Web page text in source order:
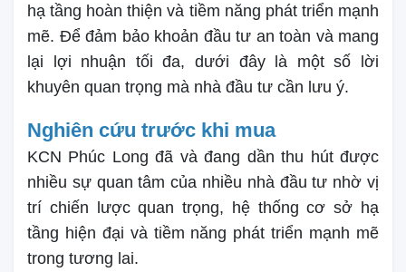
hạ tầng hoàn thiện và tiềm năng phát triển mạnh
mẽ. Để đảm bảo khoản đầu tư an toàn và mang
lại lợi nhuận tối đa, dưới đây là một số lời
khuyên quan trọng mà nhà đầu tư cần lưu ý.
Nghiên cứu trước khi mua
KCN Phúc Long đã và đang dần thu hút được
nhiều sự quan tâm của nhiều nhà đầu tư nhờ vị
trí chiến lược quan trọng, hệ thống cơ sở hạ
tầng hiện đại và tiềm năng phát triển mạnh mẽ
trong tương lai.